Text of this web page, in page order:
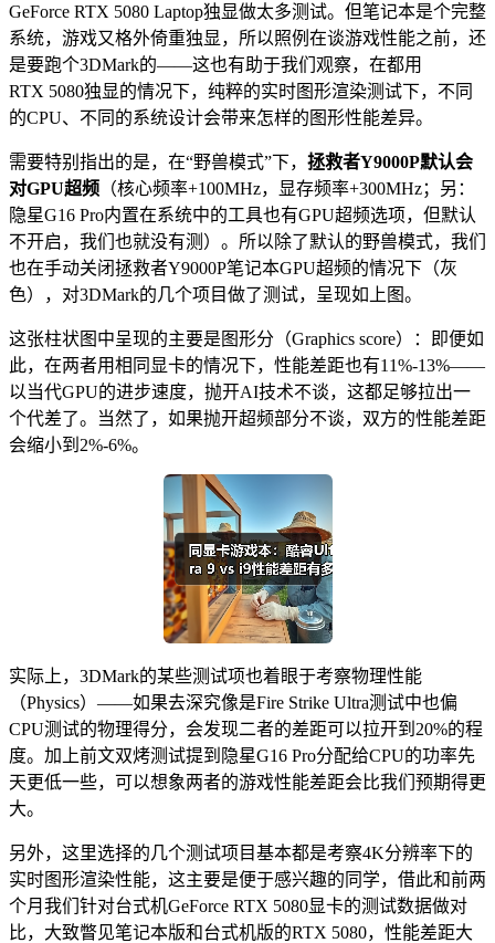
GeForce RTX 5080 Laptop独显做太多测试。但笔记本是个完整
系统，游戏又格外倚重独显，所以照例在谈游戏性能之前，还
是要跑个3DMark的——这也有助于我们观察，在都用
RTX 5080独显的情况下，纯粹的实时图形渲染测试下，不同
的CPU、不同的系统设计会带来怎样的图形性能差异。
需要特别指出的是，在“野兽模式”下， 拯救者Y9000P默认会
对GPU超频 （核心频率+100MHz，显存频率+300MHz；另：
隐星G16 Pro内置在系统中的工具也有GPU超频选项，但默认
不开启，我们也就没有测）。所以除了默认的野兽模式，我们
也在手动关闭拯救者Y9000P笔记本GPU超频的情况下（灰
色），对3DMark的几个项目做了测试，呈现如上图。
这张柱状图中呈现的主要是图形分（Graphics score）：即便如
此，在两者用相同显卡的情况下，性能差距也有11%-13%——
以当代GPU的进步速度，抛开AI技术不谈，这都足够拉出一
个代差了。当然了，如果抛开超频部分不谈，双方的性能差距
会缩小到2%-6%。
实际上，3DMark的某些测试项也着眼于考察物理性能
（Physics）——如果去深究像是Fire Strike Ultra测试中也偏
CPU测试的物理得分，会发现二者的差距可以拉开到20%的程
度。加上前文双烤测试提到隐星G16 Pro分配给CPU的功率先
天更低一些，可以想象两者的游戏性能差距会比我们预期得更
大。
另外，这里选择的几个测试项目基本都是考察4K分辨率下的
实时图形渲染性能，这主要是便于感兴趣的同学，借此和前两
个月我们针对台式机GeForce RTX 5080显卡的测试数据做对
比，大致瞥见笔记本版和台式机版的RTX 5080，性能差距大